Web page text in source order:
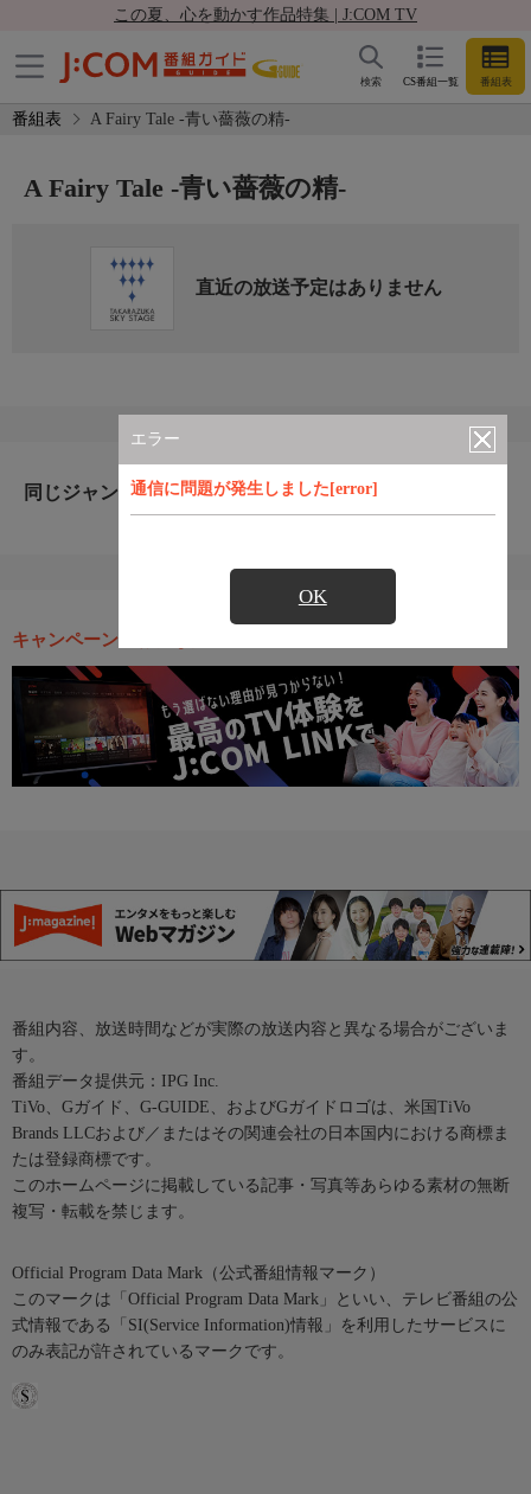
この夏、心を動かす作品特集 | J:COM TV
CS番組一覧 番組表
検索
番組表 A Fairy Tale -青い薔薇の精-
エラー
通信に問題が発生しました[error]
OK
A Fairy Tale -青い薔薇の精-
直近の放送予定はありません
同じジャンルのおすすめ番組
キャンペーン・お得な情報
番組内容、放送時間などが実際の放送内容と異なる場合がございま
す。
番組データ提供元：IPG Inc.
TiVo、Gガイド、G-GUIDE、およびGガイドロゴは、米国TiVo
Brands LLCおよび／またはその関連会社の日本国内における商標ま
たは登録商標です。
このホームページに掲載している記事・写真等あらゆる素材の無断
複写・転載を禁じます。
Official Program Data Mark（公式番組情報マーク）
このマークは「Official Program Data Mark」といい、テレビ番組の公
式情報である「SI(Service Information)情報」を利用したサービスに
のみ表記が許されているマークです。